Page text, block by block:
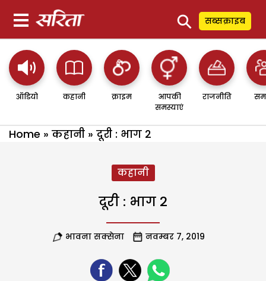
⚲ सब्सक्राइब
ऑडियो कहानी क्राइम
आपकी
समस्याएं
राजनीति
Home » कहानी » दूरी : भाग 2
कहानी
दूरी : भाग 2
भावना सक्सेना नवम्बर 7, 2019